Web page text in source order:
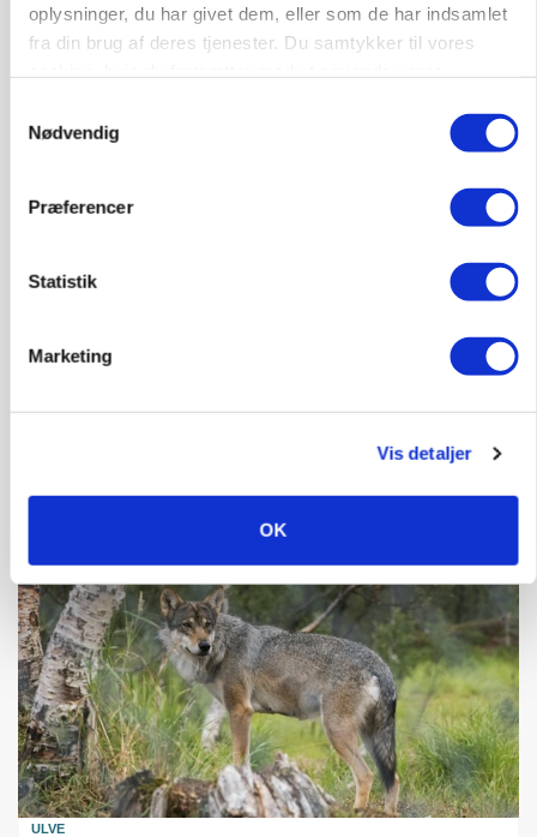
oplysninger, du har givet dem, eller som de har indsamlet
fra din brug af deres tjenester. Du samtykker til vores
Nødvendig
Præferencer
Statistik
Marketing
Vis detaljer
OK
Uændret notering: Spæde lyspunkter i fortsat
presset marked for oksekød
ULVE